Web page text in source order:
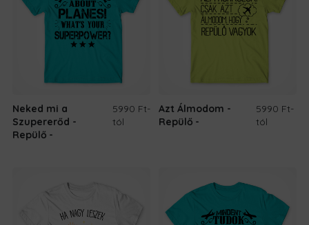
Neked mi a
Szupererőd -
Repülő
5990 Ft-
tól
Azt Álmodom -
Repülő
5990 Ft-
tól